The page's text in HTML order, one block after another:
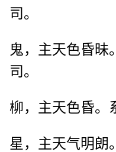
司。
鬼，主天色昏昧
司。
柳，主天色昏。
星，主天气明朗